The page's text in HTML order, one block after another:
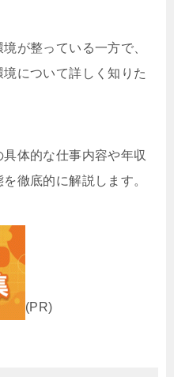
が整っている一方で、
について詳しく知りた
体的な仕事内容や年収
徹底的に解説します。
(PR)